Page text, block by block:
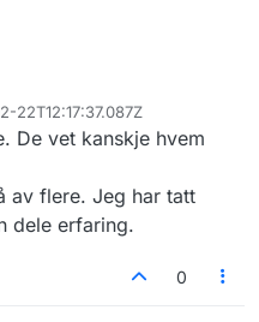
De vet kanskje hvem
av flere. Jeg har tatt
dele erfaring.
0